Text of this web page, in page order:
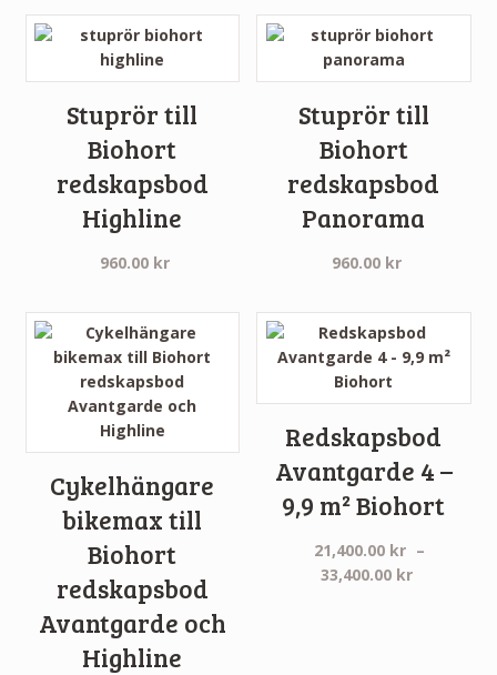
Stuprör till
Biohort
redskapsbod
Highline
960.00 kr
Stuprör till
Biohort
redskapsbod
Panorama
960.00 kr
Cykelhängare
bikemax till
Biohort
redskapsbod
Avantgarde och
Highline
Redskapsbod
Avantgarde 4 –
9,9 m² Biohort
21,400.00 kr –
33,400.00 kr